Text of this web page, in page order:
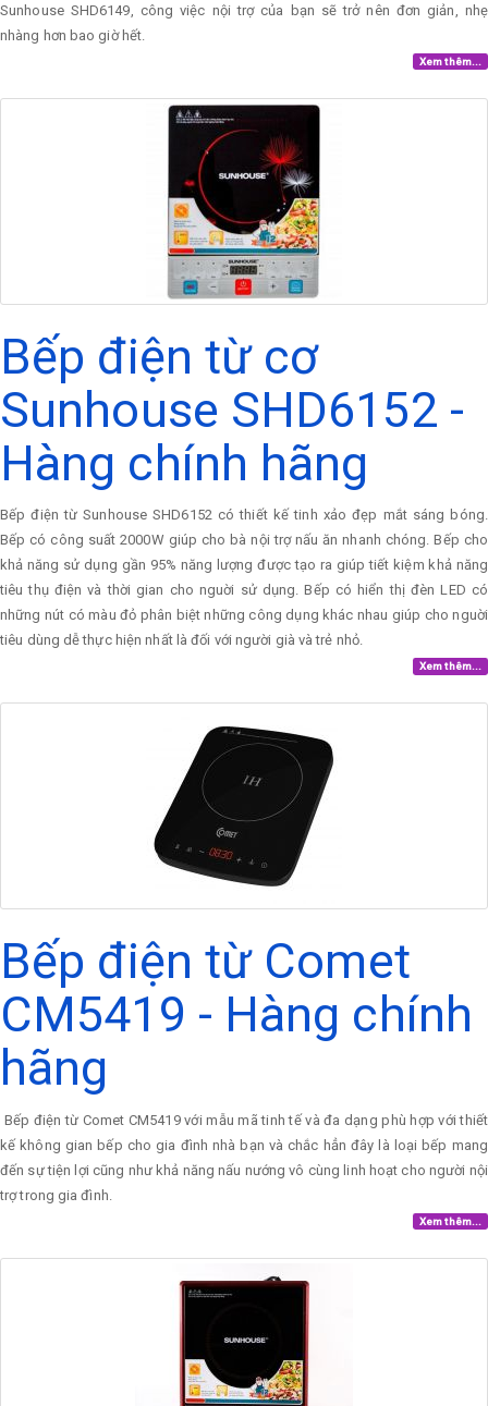
Sunhouse SHD6149, công việc nội trợ của bạn sẽ trở nên đơn giản, nhẹ
nhàng hơn bao giờ hết.
Xem thêm...
Bếp điện từ cơ
Sunhouse SHD6152 -
Hàng chính hãng
Bếp điện từ Sunhouse SHD6152 có thiết kế tinh xảo đẹp mắt sáng bóng.
Bếp có công suất 2000W giúp cho bà nội trợ nấu ăn nhanh chóng. Bếp cho
khả năng sử dụng gần 95% năng lượng được tạo ra giúp tiết kiệm khả năng
tiêu thụ điện và thời gian cho nguời sử dụng. Bếp có hiển thị đèn LED có
những nút có màu đỏ phân biệt những công dụng khác nhau giúp cho nguời
tiêu dùng dễ thực hiện nhất là đối với người già và trẻ nhỏ.
Xem thêm...
Bếp điện từ Comet
CM5419 - Hàng chính
hãng
Bếp điện từ Comet CM5419 với mẫu mã tinh tế và đa dạng phù hợp với thiết
kế không gian bếp cho gia đình nhà bạn và chắc hẳn đây là loại bếp mang
đến sự tiện lợi cũng như khả năng nấu nướng vô cùng linh hoạt cho người nội
trợ trong gia đình.
Xem thêm...